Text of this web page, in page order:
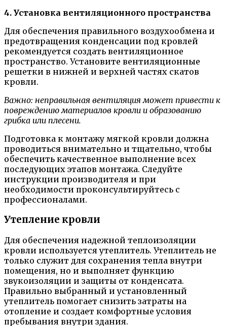
4. Установка вентиляционного пространства
Для обеспечения правильного воздухообмена и
предотвращения конденсации под кровлей
рекомендуется создать вентиляционное
пространство. Установите вентиляционные
решетки в нижней и верхней частях скатов
кровли.
Важно: неправильная вентиляция может привести к
повреждению материалов кровли и образованию
грибка или плесени.
Подготовка к монтажу мягкой кровли должна
проводиться внимательно и тщательно, чтобы
обеспечить качественное выполнение всех
последующих этапов монтажа. Следуйте
инструкции производителя и при
необходимости проконсультируйтесь с
профессионалами.
Утепление кровли
Для обеспечения надежной теплоизоляции
кровли используется утеплитель. Утеплитель не
только служит для сохранения тепла внутри
помещения, но и выполняет функцию
звукоизоляции и защиты от конденсата.
Правильно выбранный и установленный
утеплитель помогает снизить затраты на
отопление и создает комфортные условия
пребывания внутри здания.